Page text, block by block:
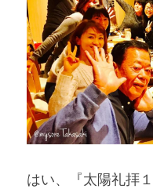
はい、『太陽礼拝